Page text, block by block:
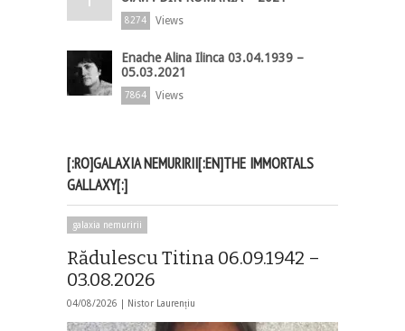
8274 Views
Enache Alina Ilinca 03.04.1939 –
05.03.2021
7864 Views
[:RO]GALAXIA NEMURIRII[:EN]THE IMMORTALS
GALLAXY[:]
galaxia nemuririi
Rădulescu Titina 06.09.1942 –
03.08.2026
04/08/2026 | Nistor Laurențiu